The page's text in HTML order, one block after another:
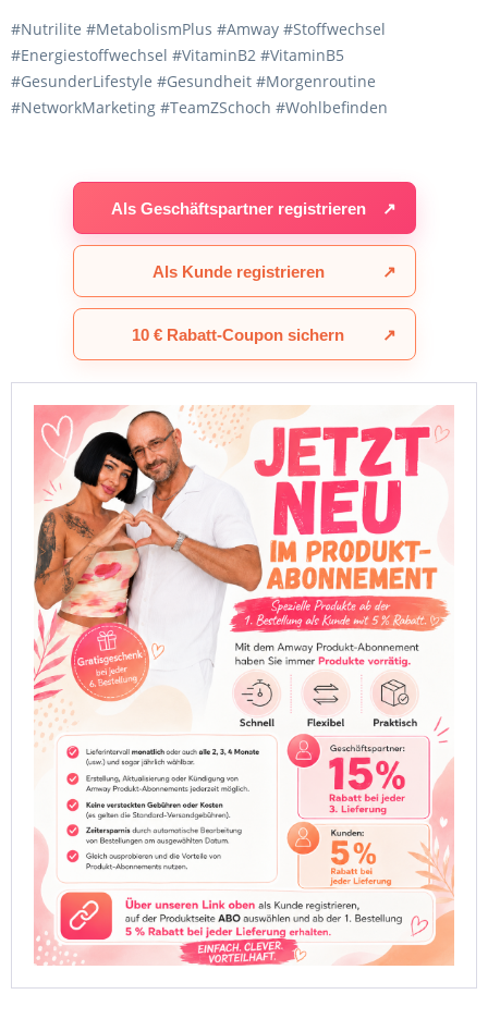
#Nutrilite #MetabolismPlus #Amway #Stoffwechsel
#Energiestoffwechsel #VitaminB2 #VitaminB5
#GesunderLifestyle #Gesundheit #Morgenroutine
#NetworkMarketing #TeamZSchoch #Wohlbefinden
Als Geschäftspartner registrieren ↗
Als Kunde registrieren ↗
10 € Rabatt-Coupon sichern ↗